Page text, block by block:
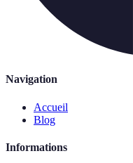
Navigation
Accueil
Blog
Informations